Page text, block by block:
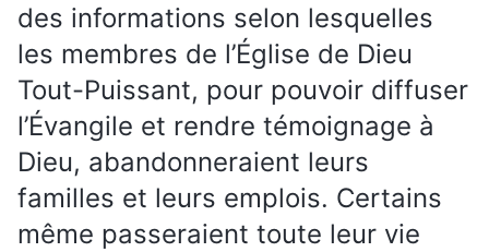
des informations selon lesquelles
les membres de l’Église de Dieu
Tout-Puissant, pour pouvoir diffuser
l’Évangile et rendre témoignage à
Dieu, abandonneraient leurs
familles et leurs emplois. Certains
même passeraient toute leur vie